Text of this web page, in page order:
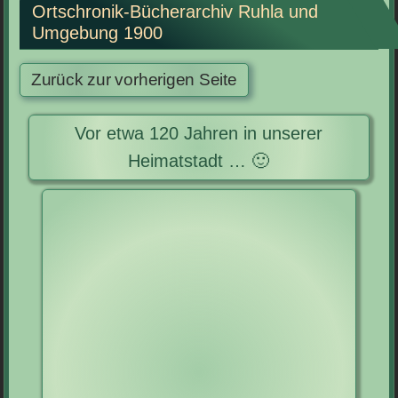
Ortschronik-Bücherarchiv Ruhla und
Umgebung 1900
Vor etwa 120 Jahren in unserer
Heimatstadt … 🙂